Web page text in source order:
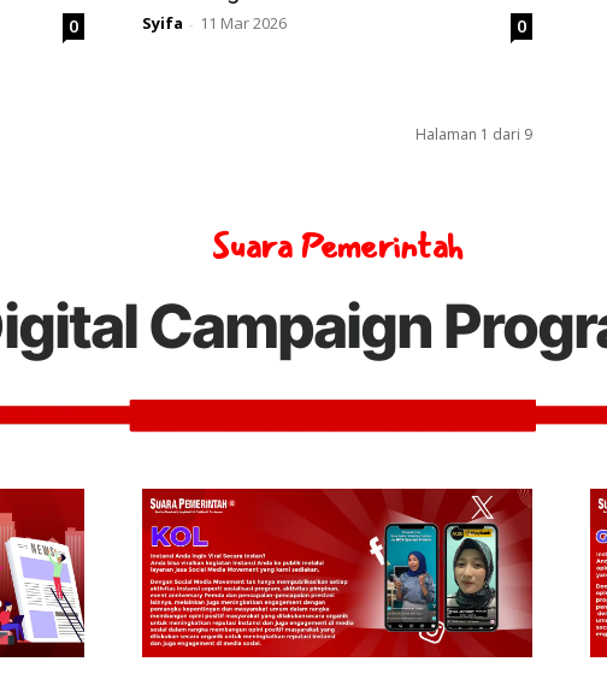
0 Syifa - 11 Mar 2026 0
Halaman 1 dari 9
Suara Pemerintah
Campaign